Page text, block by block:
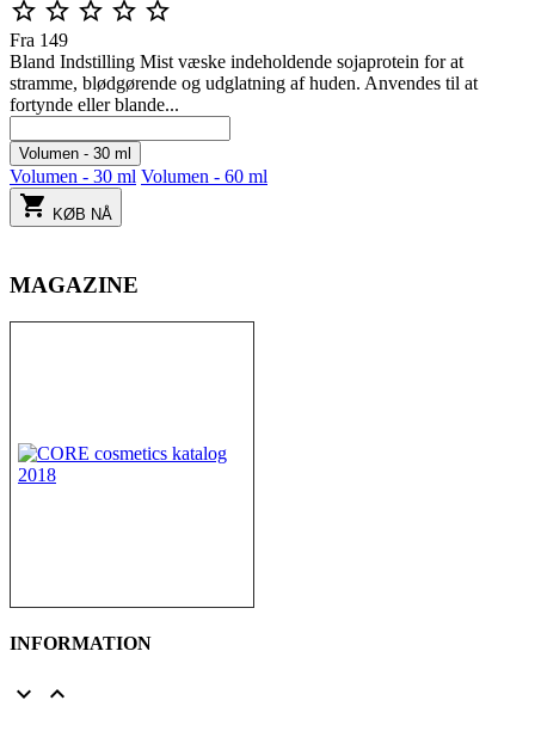
    
Fra 149
Bland Indstilling Mist væske indeholdende sojaprotein for at
stramme, blødgørende og udglatning af huden. Anvendes til at
fortynde eller blande...
Volumen - 30 ml
Volumen - 30 ml Volumen - 60 ml
 KØB NÅ
MAGAZINE
INFORMATION
 